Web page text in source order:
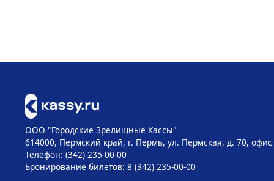
ООО "Городские Зрелищные Кассы"
614000, Пермский край, г. Пермь, ул. Пермская, д. 70, офис
Телефон: (342) 235-00-00
Бронирование билетов: 8 (342) 235-00-00